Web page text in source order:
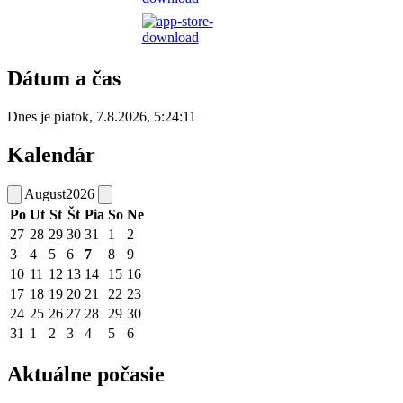
Dátum a čas
Dnes je piatok, 7.8.2026, 5:24:11
Kalendár
August2026
Po Ut St Št Pia So Ne
27 28 29 30 31 1
2
3
4 5 6 7 8
9
10 11 12 13 14 15 16
17 18 19 20 21 22 23
24 25 26 27 28 29 30
31 1 2 3 4 5 6
Aktuálne počasie